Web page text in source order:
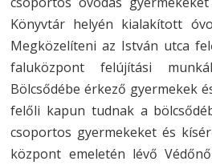
Könyvtár helyén kialakított
Megközelíteni az István utca
faluközpont felújítási
Bölcsődébe érkező gyermekek
felőli kapun tudnak a
csoportos gyermekeket és
központ emeletén lévő